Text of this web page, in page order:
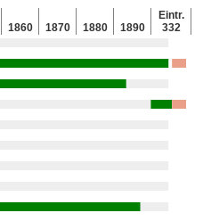
1860 1870 1880 1890
Eintr.
332